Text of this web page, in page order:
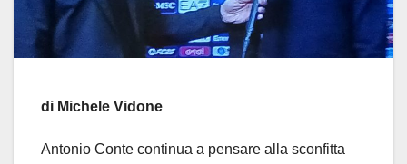
di Michele Vidone
Antonio Conte continua a pensare alla sconfitta